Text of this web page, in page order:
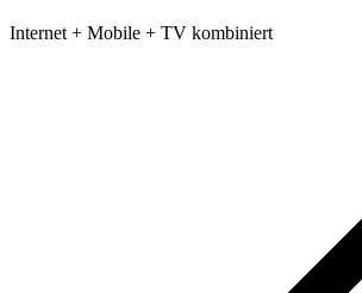
Internet + Mobile + TV kombiniert